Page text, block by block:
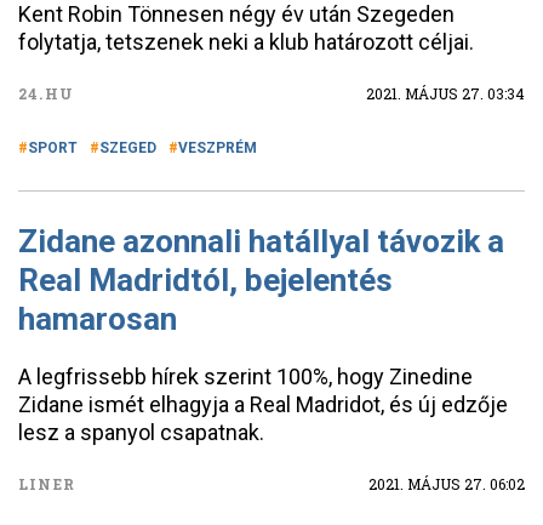
Kent Robin Tönnesen négy év után Szegeden
folytatja, tetszenek neki a klub határozott céljai.
24.HU 2021. MÁJUS 27. 03:34
SPORT SZEGED VESZPRÉM
Zidane azonnali hatállyal távozik a
Real Madridtól, bejelentés
hamarosan
A legfrissebb hírek szerint 100%, hogy Zinedine
Zidane ismét elhagyja a Real Madridot, és új edzője
lesz a spanyol csapatnak.
LINER 2021. MÁJUS 27. 06:02